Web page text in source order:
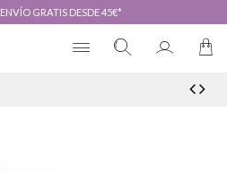
ENVÍO GRATIS DESDE 45€*